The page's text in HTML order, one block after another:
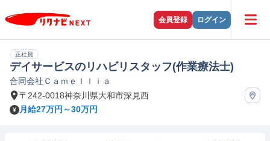
会員登録 ログイン
正社員
デイサービスのリハビリスタッフ(作業療法士)
合同会社Ｃａｍｅｌｌｉａ
〒242-0018神奈川県大和市深見西
月給27万円～30万円